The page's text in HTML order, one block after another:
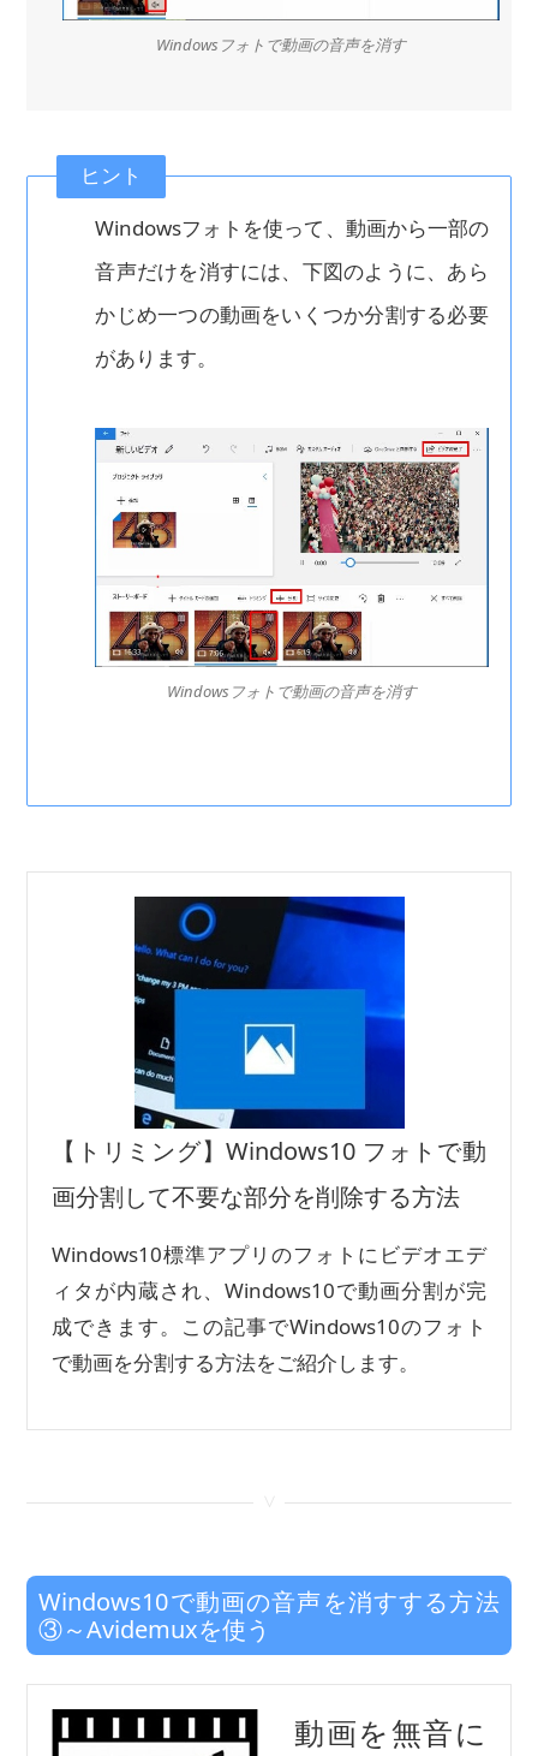
Windowsフォトで動画の音声を消す
ヒント
Windowsフォトを使って、動画から一部の
音声だけを消すには、下図のように、あら
かじめ一つの動画をいくつか分割する必要
があります。
Windowsフォトで動画の音声を消す
【トリミング】Windows10 フォトで動
画分割して不要な部分を削除する方法
Windows10標準アプリのフォトにビデオエデ
ィタが内蔵され、Windows10で動画分割が完
成できます。この記事でWindows10のフォト
で動画を分割する方法をご紹介します。
Windows10で動画の音声を消すする方法
③～Avidemuxを使う
動画を無音に